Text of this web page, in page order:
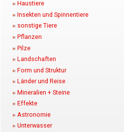
Haustiere
Insekten und Spinnentiere
sonstige Tiere
Pflanzen
Pilze
Landschaften
Form und Struktur
Länder und Reise
Mineralien + Steine
Effekte
Astronomie
Unterwasser